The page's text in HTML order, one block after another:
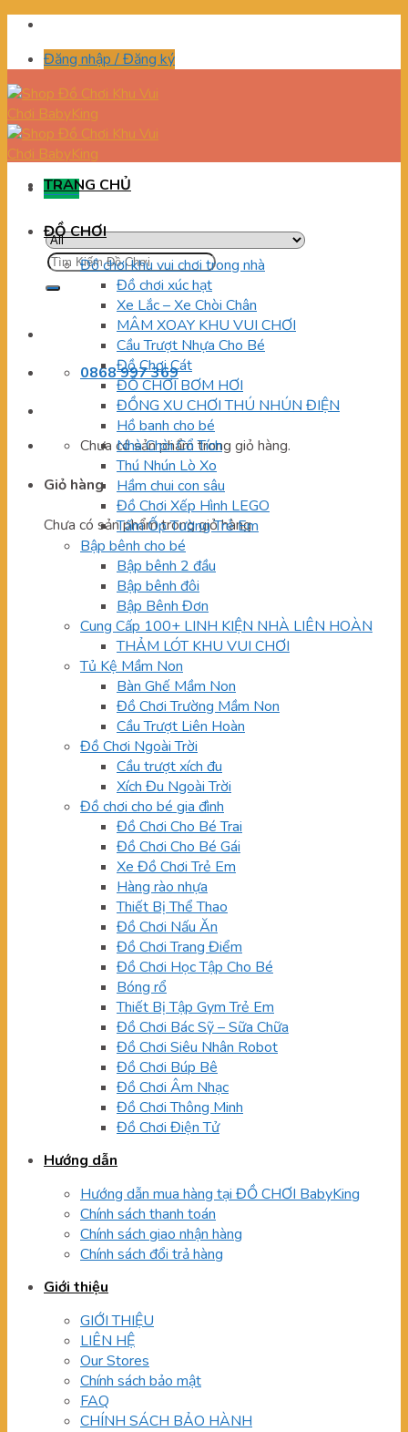
Skip
contentĐăng nhập / Đăng ký
Menu
Tìm
kiếm:
0868 997 369
Chưa có sản phẩm trong giỏ hàng.
Giỏ hàng
Chưa có sản phẩm trong giỏ hàng.
TRANG CHỦ
ĐỒ CHƠI
Đồ chơi khu vui chơi trong nhà
Đồ chơi xúc hạt
Xe Lắc – Xe Chòi Chân
MÂM XOAY KHU VUI CHƠI
Cầu Trượt Nhựa Cho Bé
Đồ Chơi Cát
ĐỒ CHƠI BƠM HƠI
ĐỒNG XU CHƠI THÚ NHÚN ĐIỆN
Hồ banh cho bé
Nhà Chòi Cổ Tích
Thú Nhún Lò Xo
Hầm chui con sâu
Đồ Chơi Xếp Hình LEGO
Tấm Ốp Tường Trẻ Em
Bập bênh cho bé
Bập bênh 2 đầu
Bập bênh đôi
Bập Bênh Đơn
Cung Cấp 100+ LINH KIỆN NHÀ LIÊN HOÀN
THẢM LÓT KHU VUI CHƠI
Tủ Kệ Mầm Non
Bàn Ghế Mầm Non
Đồ Chơi Trường Mầm Non
Cầu Trượt Liên Hoàn
Đồ Chơi Ngoài Trời
Cầu trượt xích đu
Xích Đu Ngoài Trời
Đồ chơi cho bé gia đình
Đồ Chơi Cho Bé Trai
Đồ Chơi Cho Bé Gái
Xe Đồ Chơi Trẻ Em
Hàng rào nhựa
Thiết Bị Thể Thao
Đồ Chơi Nấu Ăn
Đồ Chơi Trang Điểm
Đồ Chơi Học Tập Cho Bé
Bóng rổ
Thiết Bị Tập Gym Trẻ Em
Đồ Chơi Bác Sỹ – Sữa Chữa
Đồ Chơi Siêu Nhân Robot
Đồ Chơi Búp Bê
Đồ Chơi Âm Nhạc
Đồ Chơi Thông Minh
Đồ Chơi Điện Tử
Hướng dẫn
Hướng dẫn mua hàng tại ĐỒ CHƠI BabyKing
Chính sách thanh toán
Chính sách giao nhận hàng
Chính sách đổi trả hàng
Giới thiệu
GIỚI THIỆU
LIÊN HỆ
Our Stores
Chính sách bảo mật
FAQ
CHÍNH SÁCH BẢO HÀNH